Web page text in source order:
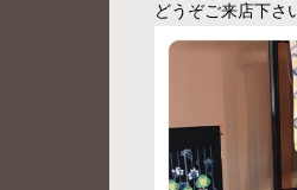
どうぞご来店下さ